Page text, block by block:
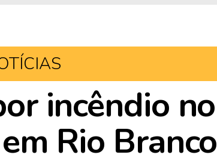
incêndio no
Rio Branco